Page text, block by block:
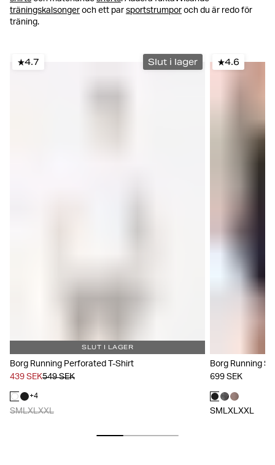
30 sek sprint → 90 sek jogg
träningskalsonger och ett par sportstrumpor och du är redo för
träning.
4.7 Slut i lager
SLUT I LAGER
Borg Running Perforated T-Shirt
439 SEK549 SEK
+4
SMLXLXXL
4.6
Borg Running
699 SEK
SMLXLXXL